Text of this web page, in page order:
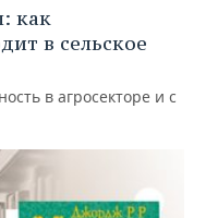
как
в сельское
в агросекторе и с